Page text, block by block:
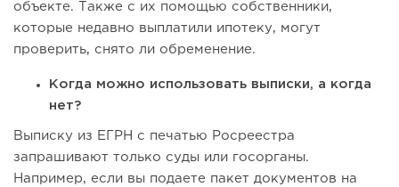
объекте. Также с их помощью собственники,
которые недавно выплатили ипотеку, могут
проверить, снято ли обременение.
Когда можно использовать выписки, а когда
нет?
Выписку из ЕГРН с печатью Росреестра
запрашивают только суды или госорганы.
Например, если вы подаете пакет документов на